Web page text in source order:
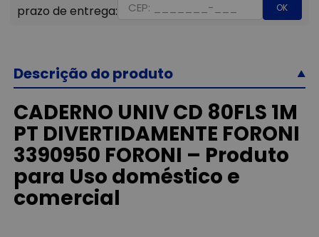
OK
Descrição do produto
CADERNO UNIV CD 80FLS 1M
PT DIVERTIDAMENTE FORONI
3390950 FORONI – Produto
para Uso doméstico e
comercial